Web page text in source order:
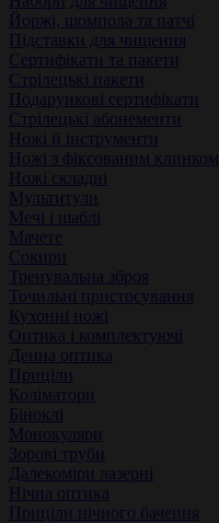
Йоржі, шомпола та патчі
Підставки для чищення
Сертифікати та пакети
Стрілецькі пакети
Подарункові сертифікати
Стрілецькі абонементи
Ножі й інструменти
Ножі з фіксованим клинком
Ножі складні
Мультитули
Мечі і шаблі
Мачете
Сокири
Тренувальна зброя
Точильні пристосування
Кухонні ножі
Оптика і комплектуючі
Денна оптика
Приціли
Коліматори
Біноклі
Монокуляри
Зорові труби
Далекоміри лазерні
Нічна оптика
Приціли нічного бачення